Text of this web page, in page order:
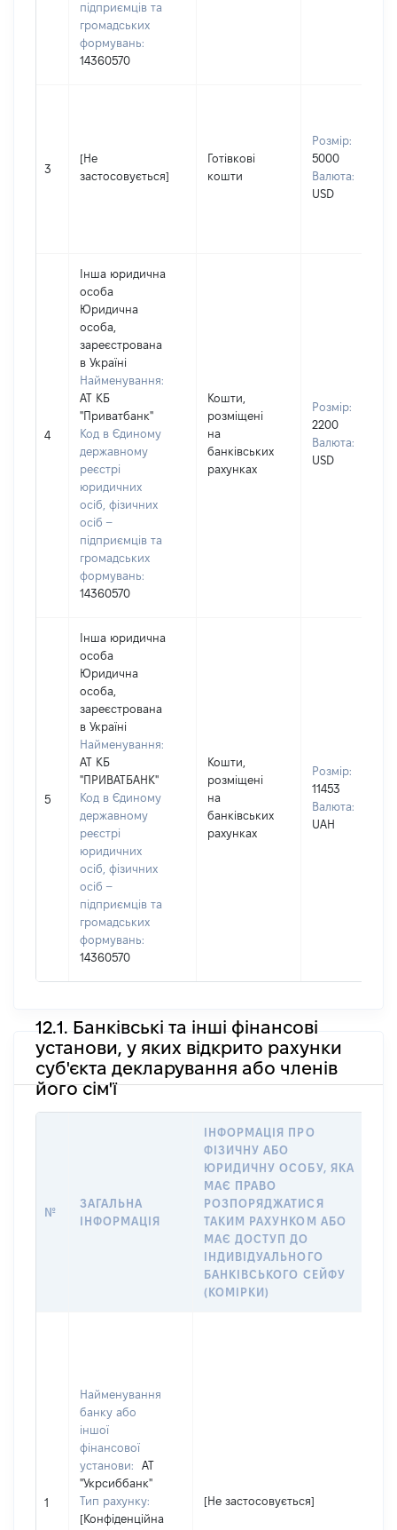
підприємців та
громадських
формувань:
14360570
3
[Не
застосовується]
Готівкові
кошти
Розмір:
5000
Валюта:
USD
4
Інша юридична
особа
Юридична
особа,
зареєстрована
в Україні
Найменування:
АТ КБ
"Приватбанк"
Код в Єдиному
державному
реєстрі
юридичних
осіб, фізичних
осіб –
підприємців та
громадських
формувань:
14360570
Кошти,
розміщені
на
банківських
рахунках
Розмір:
2200
Валюта:
USD
5
Інша юридична
особа
Юридична
особа,
зареєстрована
в Україні
Найменування:
АТ КБ
"ПРИВАТБАНК"
Код в Єдиному
державному
реєстрі
юридичних
осіб, фізичних
осіб –
підприємців та
громадських
формувань:
14360570
Кошти,
розміщені
на
банківських
рахунках
Розмір:
11453
Валюта:
UAH
12.1. Банківські та інші фінансові
установи, у яких відкрито рахунки
суб'єкта декларування або членів
його сім'ї
№
ЗАГАЛЬНА
ІНФОРМАЦІЯ
ІНФОРМАЦІЯ ПРО
ФІЗИЧНУ АБО
ЮРИДИЧНУ ОСОБУ, ЯКА
МАЄ ПРАВО
РОЗПОРЯДЖАТИСЯ
ТАКИМ РАХУНКОМ АБО
МАЄ ДОСТУП ДО
ІНДИВІДУАЛЬНОГО
БАНКІВСЬКОГО СЕЙФУ
(КОМІРКИ)
1
Найменування
банку або
іншої
фінансової
установи:
АТ
"Укрсиббанк"
Тип рахунку:
[Конфіденційна
[Не застосовується]